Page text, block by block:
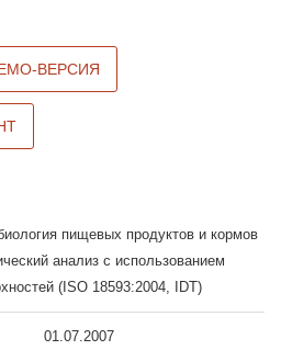
ВЕРСИЯ
пищевых продуктов и кормов
анализ с использованием
(ISO 18593:2004, IDT)
01.07.2007